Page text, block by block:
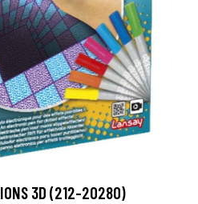
3D (212-20280)